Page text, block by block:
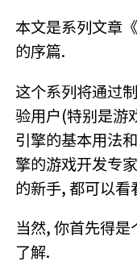
本文是系列文章
的序篇.
这个系列将通过
验用户(特别是游
引擎的基本用法
擎的游戏开发专
的新手, 都可以看
当然, 你首先得
了解.